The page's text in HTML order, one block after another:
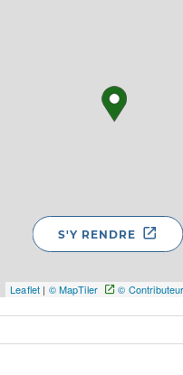
Leaflet | © MapTiler ©
S'Y RENDRE